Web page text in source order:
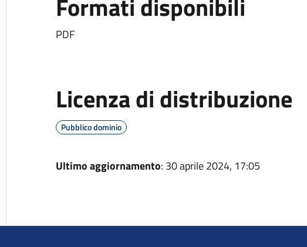
Formati disponibili
PDF
Licenza di distribuzione
Pubblico dominio
Ultimo aggiornamento: 30 aprile 2024, 17:05